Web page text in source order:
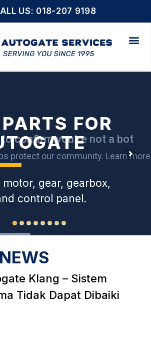
US: 018-207 9198
FOR
gear, gearbox,
control panel.
Klang – Sistem
Tidak Dapat Dibaiki